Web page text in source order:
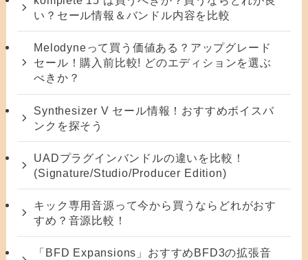
い？セール情報＆バンドル内容を比較
Melodyneって買う価値ある？アップグレード
セール！購入前比較! どのエディションを選ぶ
べきか？
Synthesizer V セール情報！おすすめボイスバ
ンクを探そう
UADプラグインバンドルの違いを比較！
(Signature/Studio/Producer Edition)
キック専用音源って今から買うならどれがおす
すめ？音源比較！
「BFD Expansions」おすすめBFD3の拡張音